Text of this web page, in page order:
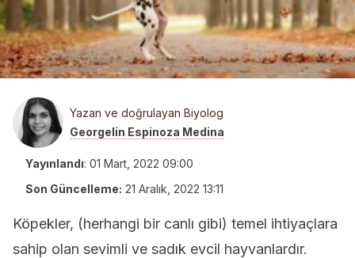
Yazan ve doğrulayan Biyolog
Georgelin Espinoza Medina
Yayınlandı: 01 Mart, 2022 09:00
Son Güncelleme: 21 Aralık, 2022 13:11
Köpekler, (herhangi bir canlı gibi) temel ihtiyaçlara
sahip olan sevimli ve sadık evcil hayvanlardır.